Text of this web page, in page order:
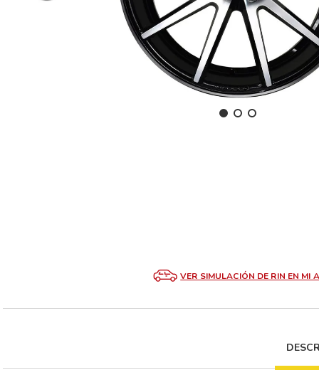
VER SIMULACIÓN DE RIN EN MI